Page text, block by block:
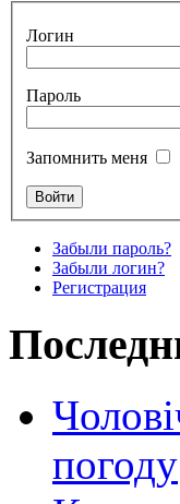
Логин
Пароль
Запомнить меня
Забыли пароль?
Забыли логин?
Регистрация
погоду